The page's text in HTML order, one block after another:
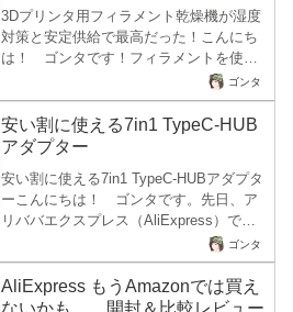
PETG・TPU・PLA樹脂用として使い分
けています。3Dプリンタ用のA250は横向
きに2台並べて設置しているの...
3Dプリンタ用フィラメント乾燥機が湿度
対策と安定供給で最高だった！こんにち
は！ ゴンタです！フィラメントを使用
する積層型３Dプリンターを愛用してい
る皆さんにはとても厄介な梅雨の季節と
なりましたね！フィラメントを大気中に
放置していると梅雨の季節は湿度の上昇
い３Dプリンタで成型したら表面ガサガ
サ、糸引きいっぱい、積層荒れなどさま
ざまな成型不良を作り出してしまいま
す。ゴンタは湿度対策にフィラメント収
納袋で真空パックしたり、シリカゲルを
入れたり、布団乾燥機でフィラメント複
数個を...
ゴンタ
安い割に使える7in1 TypeC-HUB
アダプター
安い割に使える7in1 TypeC-HUBアダプタ
ーこんにちは！ ゴンタです。先日、ア
リババエクスプレス（AliExpress）で購
入したUSBポート＆SDカードスロットが
故障してしまい使えなくなったので、
Amazonで安価に販売されていた多機能
なUSB-TypeCポートハブアダプターを購
ゴンタ
AliExpress もうAmazonでは買え